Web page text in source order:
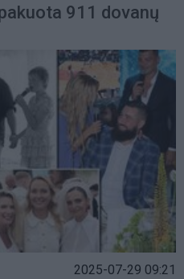
911 dovanų
2025-07-29 09:21